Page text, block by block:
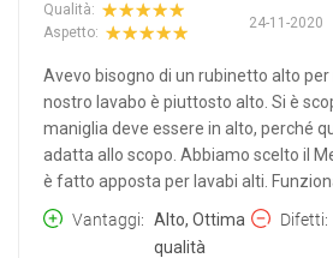
24-11-2020
Qualità:
Aspetto:
Avevo bisogno di un rubinetto alto per
nostro lavabo è piuttosto alto. Si è
maniglia deve essere in alto, perché
adatta allo scopo. Abbiamo scelto il
è fatto apposta per lavabi alti.
Vantaggi
Alto, Ottima
qualità
Difetti